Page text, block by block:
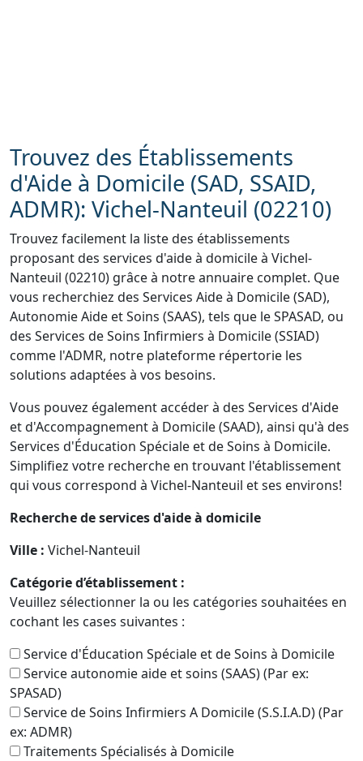
Trouvez des Établissements
d'Aide à Domicile (SAD, SSAID,
ADMR): Vichel-Nanteuil (02210)
Trouvez facilement la liste des établissements
proposant des services d'aide à domicile à Vichel-
Nanteuil (02210) grâce à notre annuaire complet. Que
vous recherchiez des Services Aide à Domicile (SAD),
Autonomie Aide et Soins (SAAS), tels que le SPASAD, ou
des Services de Soins Infirmiers à Domicile (SSIAD)
comme l'ADMR, notre plateforme répertorie les
solutions adaptées à vos besoins.
Vous pouvez également accéder à des Services d'Aide
et d'Accompagnement à Domicile (SAAD), ainsi qu'à des
Services d'Éducation Spéciale et de Soins à Domicile.
Simplifiez votre recherche en trouvant l'établissement
qui vous correspond à Vichel-Nanteuil et ses environs!
Recherche de services d'aide à domicile
Ville : Vichel-Nanteuil
Catégorie d’établissement :
Veuillez sélectionner la ou les catégories souhaitées en
cochant les cases suivantes :
Service d'Éducation Spéciale et de Soins à Domicile
Service autonomie aide et soins (SAAS) (Par ex:
SPASAD)
Service de Soins Infirmiers A Domicile (S.S.I.A.D) (Par
ex: ADMR)
Traitements Spécialisés à Domicile